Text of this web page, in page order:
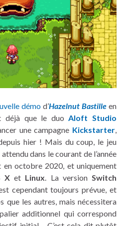
démo d’Hazelnut Bastille en
déjà que le duo Aloft Studio
une campagne Kickstarter
hier ! Mais du coup, le jeu
dans le courant de l’année
en octobre 2020, et uniquement
Xet Linux . La version Switch
cependant toujours prévue, et
que les autres, mais nécessitera
additionnel qui correspond